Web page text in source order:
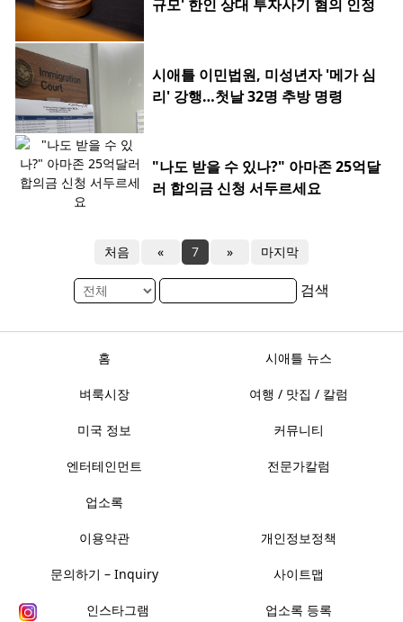
규모' 한인 상대 투자사기 혐의 인정
시애틀 이민법원, 미성년자 '메가 심
리' 강행…첫날 32명 추방 명령
"나도 받을 수 있나?" 아마존 25억달
러 합의금 신청 서두르세요
처음 « 7 » 마지막
검색
홈 시애틀 뉴스
벼룩시장 여행 / 맛집 / 칼럼
미국 정보 커뮤니티
엔터테인먼트 전문가칼럼
업소록
이용약관 개인정보정책
문의하기 – Inquiry 사이트맵
인스타그램 업소록 등록